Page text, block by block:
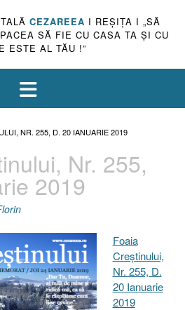
CEZAREEA I REŞIŢA I „SĂ
SĂ FIE CU CASA TA ŞI CU
ESTE AL TĂU !”
NR. 255, D. 20 IANUARIE 2019
Nr. 255,
2019
Foaia
Creştinului,
Nr. 255, D.
20 Ianuarie
2019